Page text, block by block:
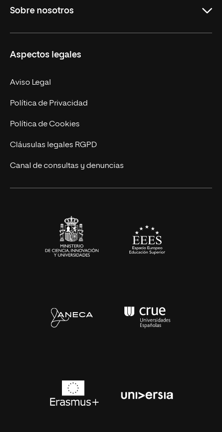
Másteres Oficiales
Doctorados
Experto Universitario
Postgrados
Cursos Universitarios
Sobre nosotros
Facultades
Nuestro Equipo
Trabaja en UNIR
Actualidad
UNIR Revista
Eventos
Aspectos legales
Aviso Legal
Política de Privacidad
Política de Cookies
Cláusulas legales RGPD
Canal de consultas y denuncias